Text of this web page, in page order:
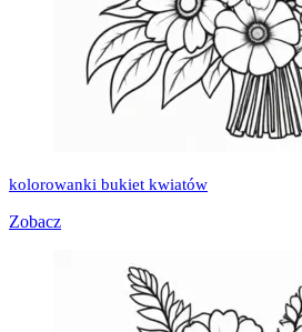
kolorowanki bukiet kwiatów
Zobacz